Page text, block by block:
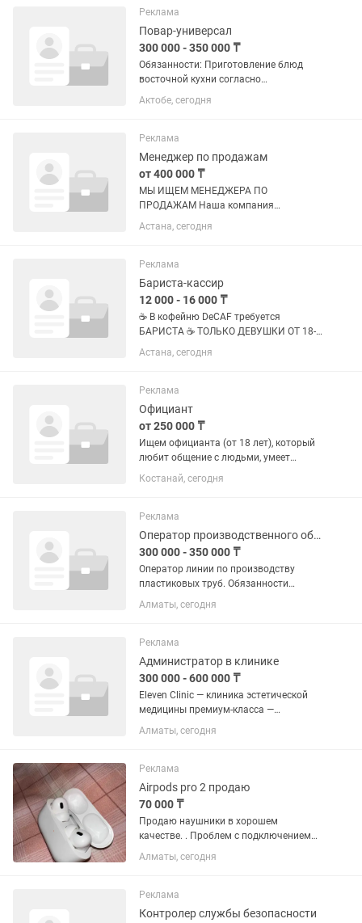
обязателен. Грамотная...
Реклама
Повар-универсал
300 000 - 350 000 ₸
Обязанности: Приготовление блюд
восточной кухни согласно
технологическим картам.
Приготовление и контроль заготовок.
Соблюдение санитарных норм и
стандартов...
Актобе, сегодня
Реклама
Менеджер по продажам
от 400 000 ₸
МЫ ИЩЕМ МЕНЕДЖЕРА ПО
ПРОДАЖАМ Наша компания
AVANGARD AstKZ на рынке уже более
12 лет и входит в число лидеров рынка
Казахстане. Главный офис и склад
находится в...
Астана, сегодня
Реклама
Бариста-кассир
12 000 - 16 000 ₸
☕ В кофейню DeCAF требуется
БАРИСТА ☕ ТОЛЬКО ДЕВУШКИ ОТ 18-
23 Требования: • Опыт работы бариста
обязателен • Ответственность и
команде • Доброжелательность и...
Астана, сегодня
Реклама
Официант
от 250 000 ₸
Ищем официанта (от 18 лет), который
любит общение с людьми, умеет
создавать теплую атмосферу и хочет
стать частью дружной команды
делать: Встречать и обслуживать...
Костанай, сегодня
Реклама
Оператор производственного оборудования
300 000 - 350 000 ₸
Оператор линии по производству
пластиковых труб. Обязанности
работника. Что должен знать
оператор: Оператор запускает и
Настраивать технику. Оператор задает
скорость,...
Алматы, сегодня
Реклама
Администратор в клинике
300 000 - 600 000 ₸
Eleven Clinic — клиника эстетической
медицины премиум-класса —
приглашает в команду
администратора, который любит
и хочет работать в красивой
профессиональной...
Алматы, сегодня
Реклама
Airpods pro 2 продаю
70 000 ₸
Продаю наушники в хорошем
качестве. . Проблем с подключением
нет, оба наушника работает в
отличном состоянии, проблем с
зарядка все на месте. На фото все есть
Алматы, сегодня
Реклама
Контролер службы безопасности